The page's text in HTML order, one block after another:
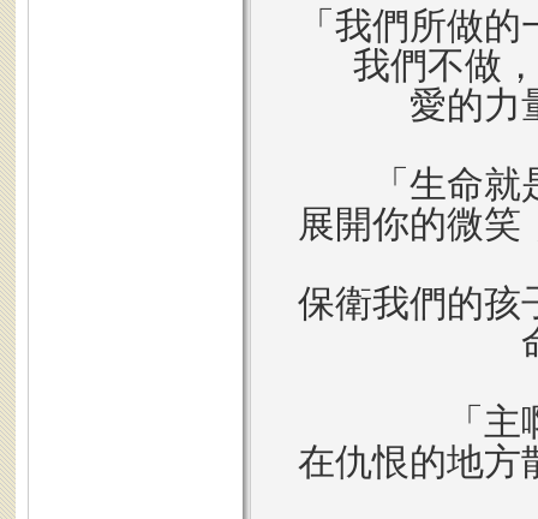
「我們所做
我們不做
愛的力
「生命
展開你的微笑
保衛我們的孩
「
在仇恨的地方